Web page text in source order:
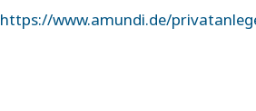
https://www.amundi.de/